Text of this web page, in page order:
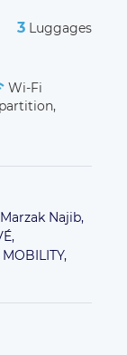
3 Luggages
Wi-Fi
Najib,
MOBILITY,